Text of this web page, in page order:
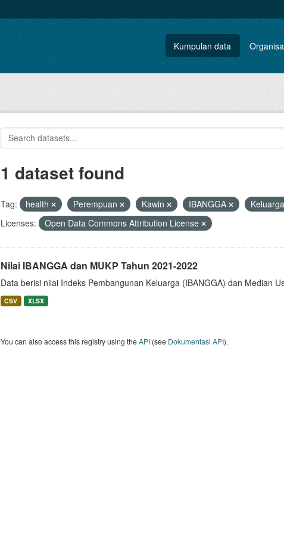
Kumpulan data
1 dataset found
Tag: health Perempuan Kawin IBANGGA
Keluarga
Licenses:
Open Data Commons Attribution License
Nilai IBANGGA dan MUKP Tahun 2021-2022
Data berisi nilai Indeks Pembangunan Keluarga (IBANGGA) dan Median
CSV XLSX
You can also access this registry using theAPI(see Dokumentasi API).